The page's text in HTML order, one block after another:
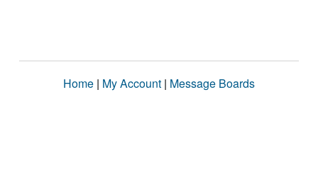
Home | My Account | Message Boards